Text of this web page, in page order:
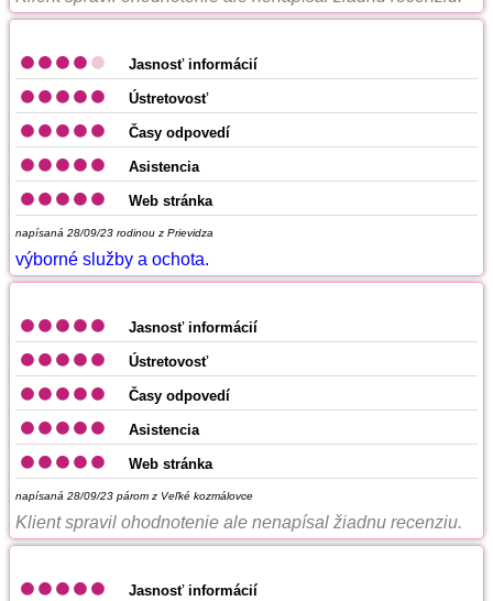
Jasnosť informácií
Ústretovosť
Časy odpovedí
Asistencia
Web stránka
napísaná 28/09/23 rodinou z Prievidza
výborné služby a ochota.
Jasnosť informácií
Ústretovosť
Časy odpovedí
Asistencia
Web stránka
napísaná 28/09/23 párom z Veľké kozmálovce
Klient spravil ohodnotenie ale nenapísal žiadnu recenziu.
Jasnosť informácií